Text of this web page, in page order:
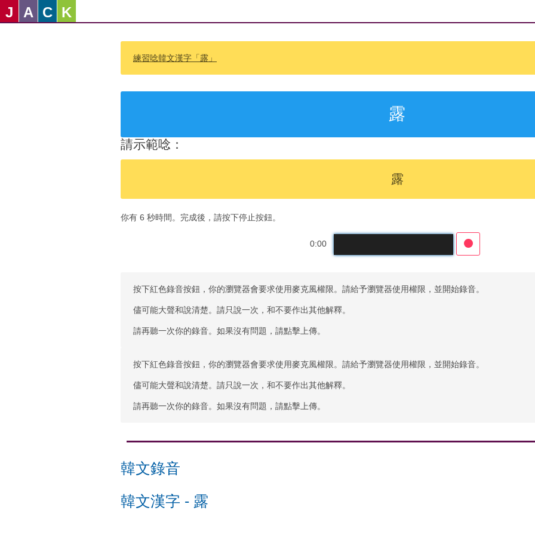
J A C K
練習唸韓文漢字「露」
露
請示範唸：
露
你有 6 秒時間。完成後，請按下停止按鈕。
0:00
按下紅色錄音按鈕，你的瀏覽器會要求使用麥克風權限。請給予瀏覽器使用權限，並開始錄音。
儘可能大聲和說清楚。請只說一次，和不要作出其他解釋。
請再聽一次你的錄音。如果沒有問題，請點擊上傳。
按下紅色錄音按鈕，你的瀏覽器會要求使用麥克風權限。請給予瀏覽器使用權限，並開始錄音。
儘可能大聲和說清楚。請只說一次，和不要作出其他解釋。
請再聽一次你的錄音。如果沒有問題，請點擊上傳。
韓文錄音
韓文漢字 - 露